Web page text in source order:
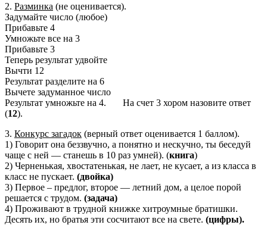
2. Разминка (не оценивается).
Задумайте число (любое)
Прибавьте 4
Умножьте все на 3
Прибавьте 3
Теперь результат удвойте
Вычти 12
Результат разделите на 6
Вычете задуманное число
Результат умножьте на 4. На счет 3 хором назовите ответ
(12).
3. Конкурс загадок (верный ответ оценивается 1 баллом).
1) Говорит она беззвучно, а понятно и нескучно, ты беседуй
чаще с ней — станешь в 10 раз умней). (книга)
2) Черненькая, хвостатенькая, не лает, не кусает, а из класса в
класс не пускает. (двойка)
3) Первое – предлог, второе — летний дом, а целое порой
решается с трудом. (задача)
4) Проживают в трудной книжке хитроумные братишки.
Десять их, но братья эти сосчитают все на свете. (цифры).